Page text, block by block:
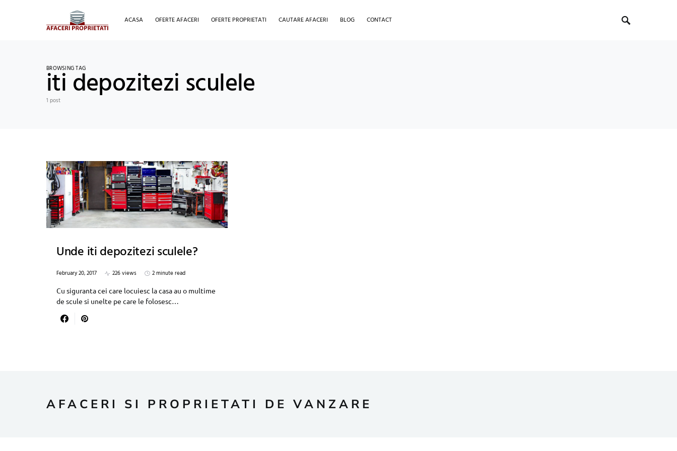
ACASA OFERTE AFACERI OFERTE PROPRIETATI CAUTARE AFACERI BLOG CONTACT
BROWSING TAG
iti depozitezi sculele
1 post
Unde iti depozitezi sculele?
February 20, 2017 226 views
2 minute read
Cu siguranta cei care locuiesc la casa au o multime
de scule si unelte pe care le folosesc…
AFACERI SI PROPRIETATI DE VANZARE